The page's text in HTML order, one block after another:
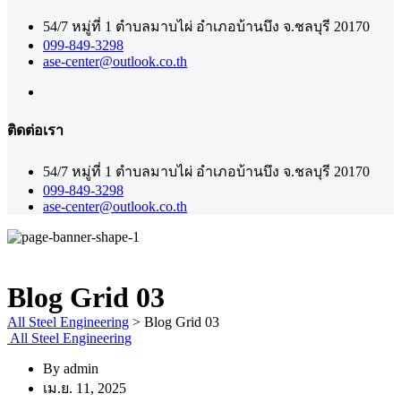
54/7 หมู่ที่ 1 ตำบลมาบไผ่ อำเภอบ้านบึง จ.ชลบุรี 20170
099-849-3298
ase-center@outlook.co.th
ติดต่อเรา
54/7 หมู่ที่ 1 ตำบลมาบไผ่ อำเภอบ้านบึง จ.ชลบุรี 20170
099-849-3298
ase-center@outlook.co.th
Blog Grid 03
All Steel Engineering > Blog Grid 03
All Steel Engineering
By admin
เม.ย. 11, 2025